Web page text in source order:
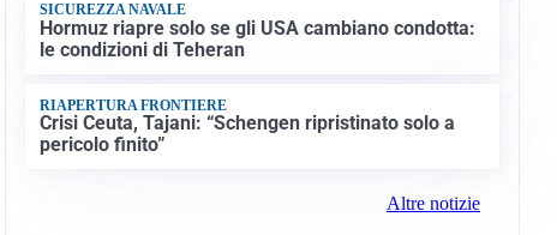
SICUREZZA NAVALE
Hormuz riapre solo se gli USA cambiano condotta:
le condizioni di Teheran
RIAPERTURA FRONTIERE
Crisi Ceuta, Tajani: “Schengen ripristinato solo a
pericolo finito”
Altre notizie